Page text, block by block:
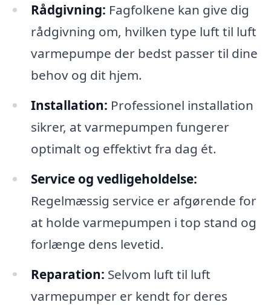
Rådgivning: Fagfolkene kan give dig
rådgivning om, hvilken type luft til luft
varmepumpe der bedst passer til dine
behov og dit hjem.
Installation: Professionel installation
sikrer, at varmepumpen fungerer
optimalt og effektivt fra dag ét.
Service og vedligeholdelse:
Regelmæssig service er afgørende for
at holde varmepumpen i top stand og
forlænge dens levetid.
Reparation: Selvom luft til luft
varmepumper er kendt for deres